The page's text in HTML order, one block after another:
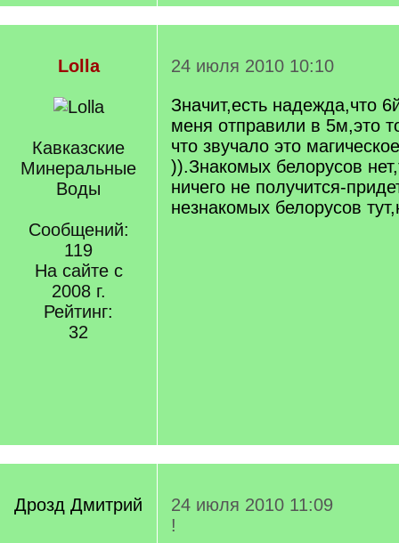
Lolla
Кавказские
Минеральные
Воды
Сообщений:
119
На сайте с
2008 г.
Рейтинг:
32
24 июля 2010 10:10
Значит,есть надежда,что
меня отправили в 5м,это
что звучало это
)).Знакомых белорусов
ничего не получится-
незнакомых белорусов
Дрозд Дмитрий
24 июля 2010 11:09
!